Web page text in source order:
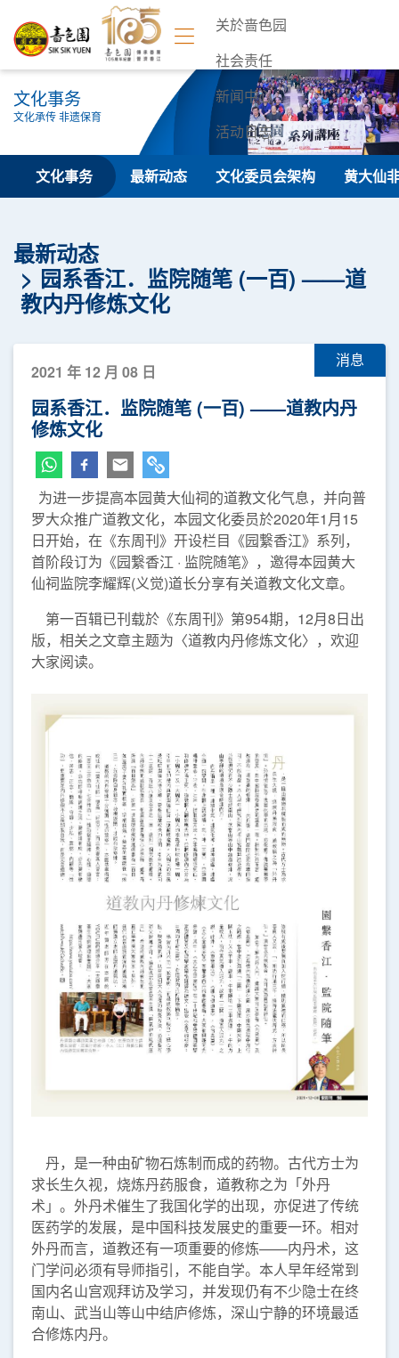
关於啬色园
社会责任
新闻中心
活动日志
联络我们
文化事务
文化承传 非遗保育
文化事务 最新动态 文化委员会架构 黄大仙
最新动态
园系香江．监院随笔 (一百) ——道
教内丹修炼文化
消息
2021 年 12 月 08 日
园系香江．监院随笔 (一百) ——道教内丹
修炼文化
为进一步提高本园黄大仙祠的道教文化气息，并向普
罗大众推广道教文化，本园文化委员於2020年1月15
日开始，在《东周刊》开设栏目《园繋香江》系列，
首阶段订为《园繋香江 · 监院随笔》，邀得本园黄大
仙祠监院李耀辉(义觉)道长分享有关道教文化文章。
第一百辑已刊载於《东周刊》第954期，12月8日出
版，相关之文章主题为〈道教内丹修炼文化〉，欢迎
大家阅读。
丹，是一种由矿物石炼制而成的药物。古代方士为
求长生久视，烧炼丹药服食，道教称之为「外丹
术」。外丹术催生了我国化学的出现，亦促进了传统
医药学的发展，是中国科技发展史的重要一环。相对
外丹而言，道教还有一项重要的修炼——内丹术，这
门学问必须有导师指引，不能自学。本人早年经常到
国内名山宫观拜访及学习，并发现仍有不少隐士在终
南山、武当山等山中结庐修炼，深山宁静的环境最适
合修炼内丹。